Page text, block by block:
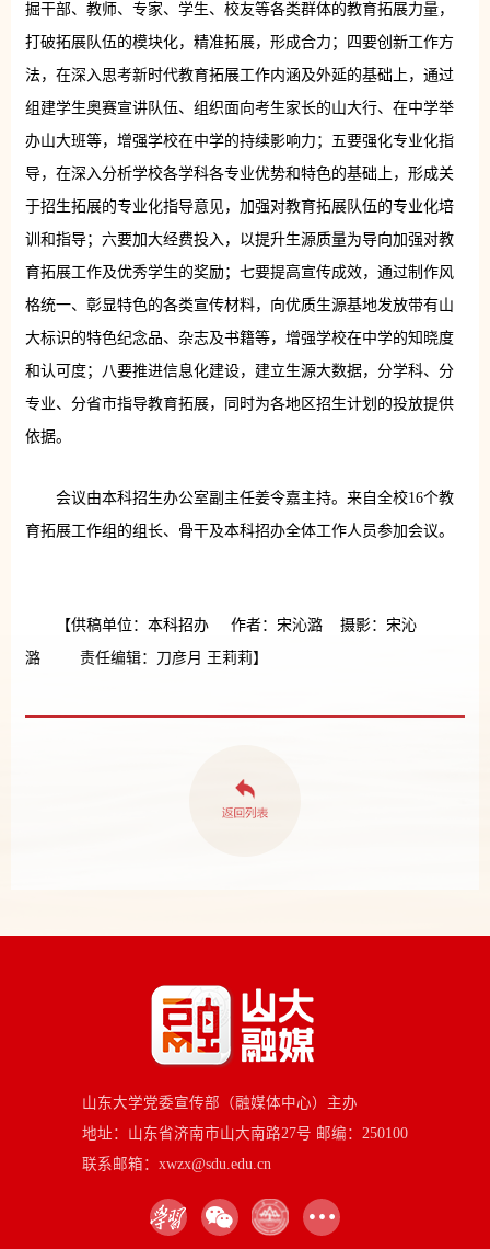
掘干部、教师、专家、学生、校友等各类群体的教育拓展力量，
打破拓展队伍的模块化，精准拓展，形成合力；四要创新工作方
法，在深入思考新时代教育拓展工作内涵及外延的基础上，通过
组建学生奥赛宣讲队伍、组织面向考生家长的山大行、在中学举
办山大班等，增强学校在中学的持续影响力；五要强化专业化指
导，在深入分析学校各学科各专业优势和特色的基础上，形成关
于招生拓展的专业化指导意见，加强对教育拓展队伍的专业化培
训和指导；六要加大经费投入，以提升生源质量为导向加强对教
育拓展工作及优秀学生的奖励；七要提高宣传成效，通过制作风
格统一、彰显特色的各类宣传材料，向优质生源基地发放带有山
大标识的特色纪念品、杂志及书籍等，增强学校在中学的知晓度
和认可度；八要推进信息化建设，建立生源大数据，分学科、分
专业、分省市指导教育拓展，同时为各地区招生计划的投放提供
依据。
会议由本科招生办公室副主任姜令嘉主持。来自全校16个教
育拓展工作组的组长、骨干及本科招办全体工作人员参加会议。
【供稿单位：本科招办 作者：宋沁潞 摄影：宋沁
潞 责任编辑：刀彦月 王莉莉】
山东大学党委宣传部（融媒体中心）主办
地址：山东省济南市山大南路27号 邮编：250100
联系邮箱：xwzx@sdu.edu.cn